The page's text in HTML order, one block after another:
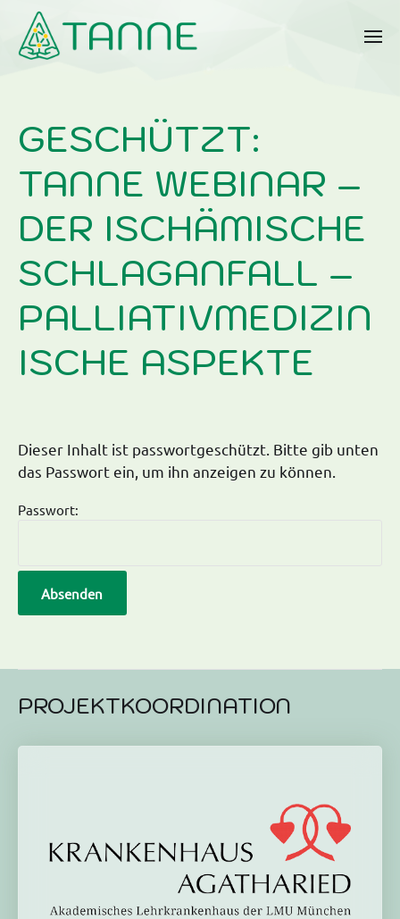
GESCHÜTZT:
TANNE WEBINAR –
DER ISCHÄMISCHE
SCHLAGANFALL –
PALLIATIVMEDIZIN
ISCHE ASPEKTE
Dieser Inhalt ist passwortgeschützt. Bitte gib unten
das Passwort ein, um ihn anzeigen zu können.
Passwort:
PROJEKTKOORDINATION